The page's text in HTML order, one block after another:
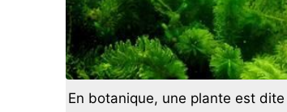
En botanique, une plante est